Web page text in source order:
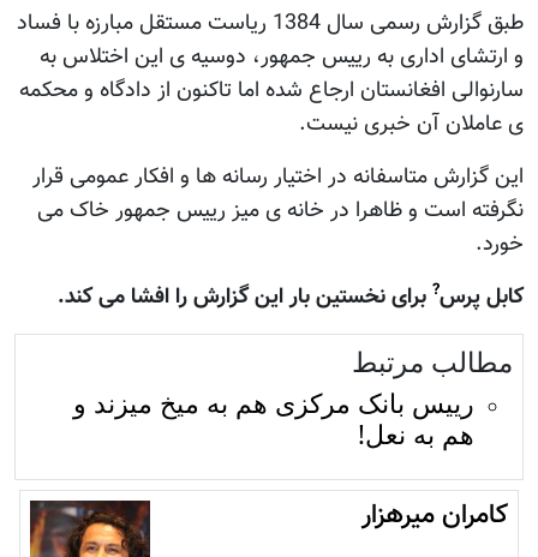
طبق گزارش رسمی سال 1384 رياست مستقل مبارزه با فساد
و ارتشای اداری به رييس جمهور، دوسيه ی اين اختلاس به
سارنوالی افغانستان ارجاع شده اما تاکنون از دادگاه و محکمه
ی عاملان آن خبری نيست.
اين گزارش متاسفانه در اختيار رسانه ها و افکار عمومی قرار
نگرفته است و ظاهرا در خانه ی ميز رييس جمهور خاک می
خورد.
کابل پرس? برای نخستين بار اين گزارش را افشا می کند.
مطالب مرتبط
رییس بانک مرکزی هم به میخ میزند و
هم به نعل!
کامران میرهزار